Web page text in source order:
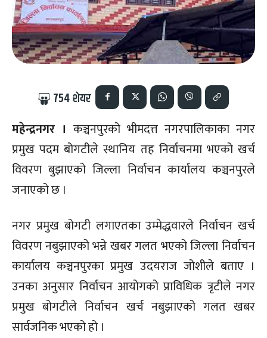
754शेयर
महेन्द्रनगर । कञ्चनपुरको भीमदत्त नगरपालिकाका नगर
प्रमुख पदम बोगटीले स्थानिय तह निर्वाचनमा भएको खर्च
विवरण बुझाएको जिल्ला निर्वाचन कार्यालय कञ्चनपुरले
जनाएको छ ।
नगर प्रमुख बोगटी लगाएतका उम्मेद्धवारले निर्वाचन खर्च
विवरण नबुझाएको भन्ने खबर गलत भएको जिल्ला निर्वाचन
कार्यालय कञ्चनपुरका प्रमुख उदयराज जोशीले बताए ।
उनका अनुसार निर्वाचन आयोगको प्राविधिक त्रृटीले नगर
प्रमुख बोगटीले निर्वाचन खर्च नबुझाएको गलत खबर
सार्वजनिक भएको हो ।